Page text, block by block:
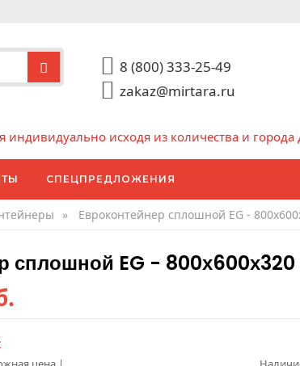
8 (800) 333-25-49
zakaz@mirtara.ru
исходя из количества и города
СПЕЦПРЕДЛОЖЕНИЯ
» Евроконтейнер сплошной EG -
сплошной EG -